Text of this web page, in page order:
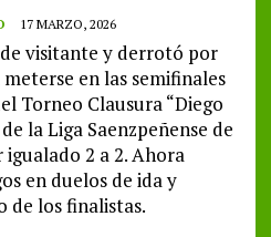
17 MARZO, 2026
visitante y derrotó por
en las semifinales
Torneo Clausura “Diego
la Liga Saenzpeñense de
2 a 2. Ahora
en duelos de ida y
de los finalistas.